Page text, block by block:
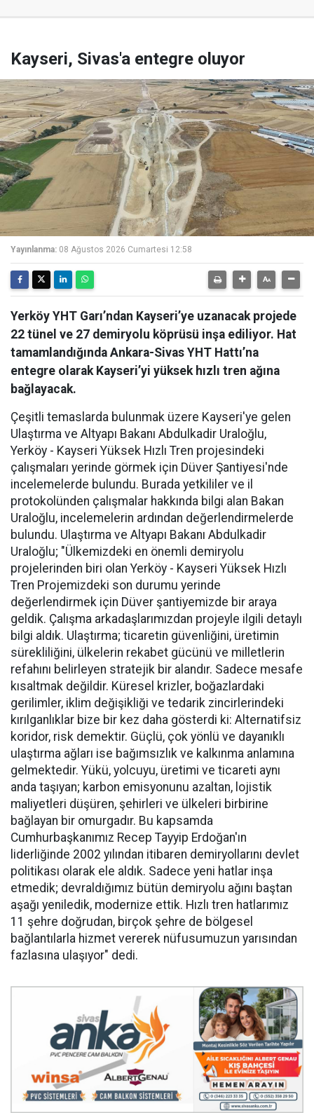
Kayseri, Sivas'a entegre oluyor
Yayınlanma: 08 Ağustos 2026 Cumartesi 12:58
Yerköy YHT Garı’ndan Kayseri’ye uzanacak projede
22 tünel ve 27 demiryolu köprüsü inşa ediliyor. Hat
tamamlandığında Ankara-Sivas YHT Hattı’na
entegre olarak Kayseri’yi yüksek hızlı tren ağına
bağlayacak.
Çeşitli temaslarda bulunmak üzere Kayseri'ye gelen
Ulaştırma ve Altyapı Bakanı Abdulkadir Uraloğlu,
Yerköy - Kayseri Yüksek Hızlı Tren projesindeki
çalışmaları yerinde görmek için Düver Şantiyesi'nde
incelemelerde bulundu. Burada yetkililer ve il
protokolünden çalışmalar hakkında bilgi alan Bakan
Uraloğlu, incelemelerin ardından değerlendirmelerde
bulundu. Ulaştırma ve Altyapı Bakanı Abdulkadir
Uraloğlu; "Ülkemizdeki en önemli demiryolu
projelerinden biri olan Yerköy - Kayseri Yüksek Hızlı
Tren Projemizdeki son durumu yerinde
değerlendirmek için Düver şantiyemizde bir araya
geldik. Çalışma arkadaşlarımızdan projeyle ilgili detaylı
bilgi aldık. Ulaştırma; ticaretin güvenliğini, üretimin
sürekliliğini, ülkelerin rekabet gücünü ve milletlerin
refahını belirleyen stratejik bir alandır. Sadece mesafe
kısaltmak değildir. Küresel krizler, boğazlardaki
gerilimler, iklim değişikliği ve tedarik zincirlerindeki
kırılganlıklar bize bir kez daha gösterdi ki: Alternatifsiz
koridor, risk demektir. Güçlü, çok yönlü ve dayanıklı
ulaştırma ağları ise bağımsızlık ve kalkınma anlamına
gelmektedir. Yükü, yolcuyu, üretimi ve ticareti aynı
anda taşıyan; karbon emisyonunu azaltan, lojistik
maliyetleri düşüren, şehirleri ve ülkeleri birbirine
bağlayan bir omurgadır. Bu kapsamda
Cumhurbaşkanımız Recep Tayyip Erdoğan'ın
liderliğinde 2002 yılından itibaren demiryollarını devlet
politikası olarak ele aldık. Sadece yeni hatlar inşa
etmedik; devraldığımız bütün demiryolu ağını baştan
aşağı yeniledik, modernize ettik. Hızlı tren hatlarımız
11 şehre doğrudan, birçok şehre de bölgesel
bağlantılarla hizmet vererek nüfusumuzun yarısından
fazlasına ulaşıyor" dedi.